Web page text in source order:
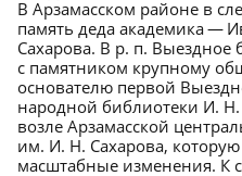
В Арзамасском районе в
память деда академика —
Сахарова. В р. п. Выездное
с памятником крупному
основателю первой
народной библиотеки И. Н.
возле Арзамасской
им. И. Н. Сахарова,
масштабные изменения. К